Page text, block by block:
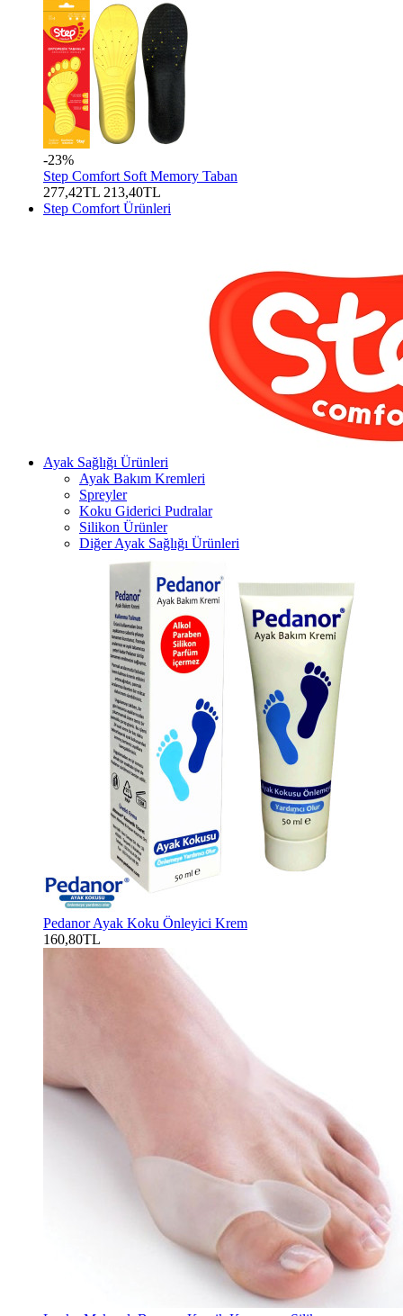
-23%
Step Comfort Soft Memory Taban
277,42TL 213,40TL
Step Comfort Ürünleri
Ayak Sağlığı Ürünleri
Ayak Bakım Kremleri
Spreyler
Koku Giderici Pudralar
Silikon Ürünler
Diğer Ayak Sağlığı Ürünleri
Pedanor Ayak Koku Önleyici Krem
160,80TL